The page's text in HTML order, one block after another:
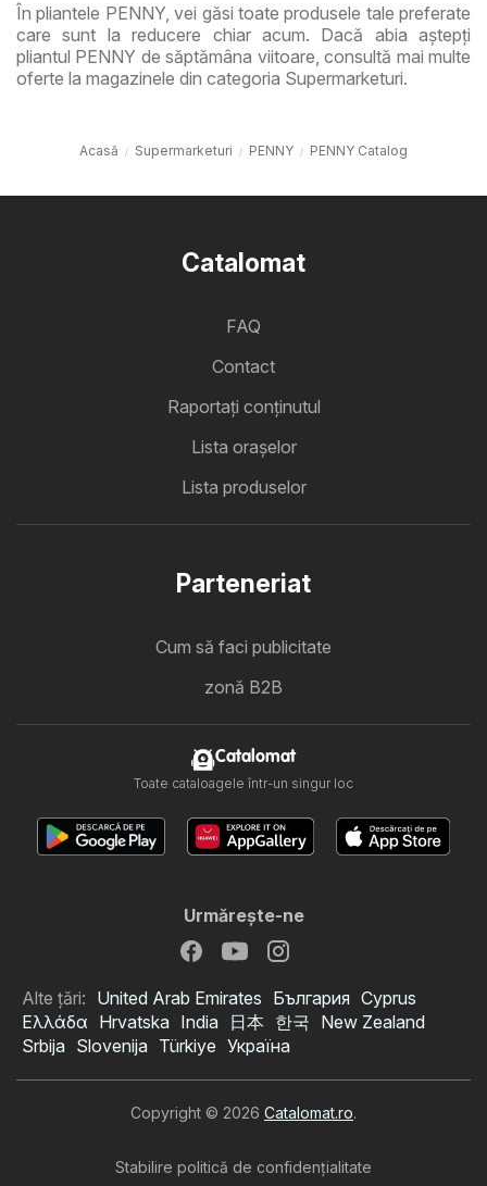
În pliantele PENNY, vei găsi toate produsele tale preferate
care sunt la reducere chiar acum. Dacă abia aștepți
pliantul PENNY de săptămâna viitoare, consultă mai multe
oferte la magazinele din categoria Supermarketuri.
Acasă Supermarketuri PENNY PENNY Catalog
Catalomat
FAQ
Contact
Raportați conținutul
Lista oraşelor
Lista produselor
Parteneriat
Cum să faci publicitate
zonă B2B
Catalomat
Toate cataloagele într-un singur loc
Urmăreşte-ne
Alte țări: United Arab Emirates България Cyprus
Ελλάδα Hrvatska India 日本 한국 New Zealand
Srbija Slovenija Türkiye Україна
Copyright © 2026 Catalomat.ro.
Stabilire politică de confidenţialitate